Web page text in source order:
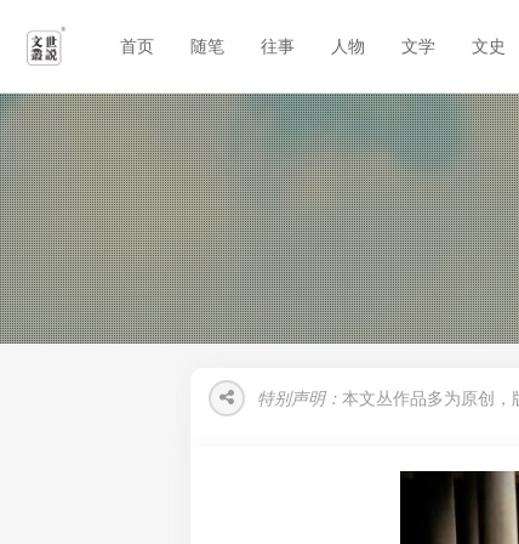
首页 随笔 往事 人物 文学 文史
特别声明： 本文丛作品多为原创，